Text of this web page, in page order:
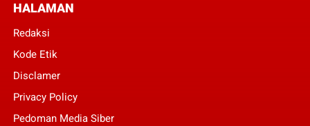
HALAMAN
Redaksi
Kode Etik
Disclamer
Privacy Policy
Pedoman Media Siber